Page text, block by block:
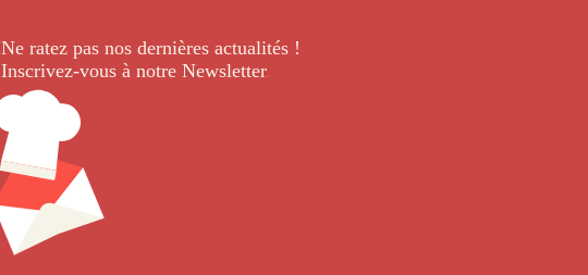
Ne ratez pas nos dernièresactualités !
Inscrivez-vous à notre Newsletter.